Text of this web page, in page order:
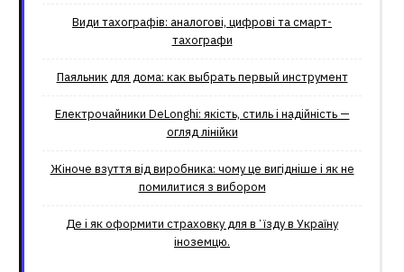
Види тахографів: аналогові, цифрові та смарт-
тахографи
Паяльник для дома: как выбрать первый инструмент
Електрочайники DeLonghi: якість, стиль і надійність —
огляд лінійки
Жіноче взуття від виробника: чому це вигідніше і як не
помилитися з вибором
Де і як оформити страховку для вʼїзду в Україну
іноземцю.